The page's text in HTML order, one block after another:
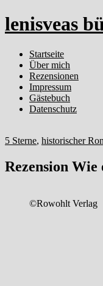
lenisveas
Startseite
Über mich
Rezensionen
Impressum
Gästebuch
Datenschutz
5 Sterne, historischer
Rezension
©Rowohlt Verlag